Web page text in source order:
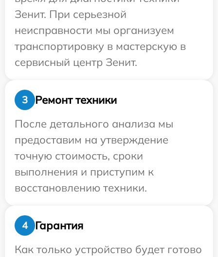
Зенит. При серьезной
неисправности мы организуем
транспортировку в мастерскую в
сервисный центр Зенит.
3
Ремонт техники
После детального анализа мы
предоставим на утверждение
точную стоимость, сроки
выполнения и приступим к
восстановлению техники.
4
Гарантия
Как только устройство будет готово